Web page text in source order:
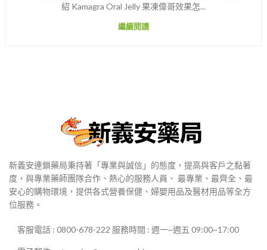
紹 Kamagra Oral Jelly 果凍偉哥效果怎...
繼續閱讀
新義安連鎖藥局秉持著「專業與誠信」的態度，提高與客戶之黏著
度，與專業藥師團隊合作、熱心的服務人員、 最專業、最齊全、最
安心的購物環境，提供各式營養保健、婦嬰用品及醫材用品等全方
位服務。
客服電話 : 0800-678-222 服務時間 : 週一~週五 09:00~17:00